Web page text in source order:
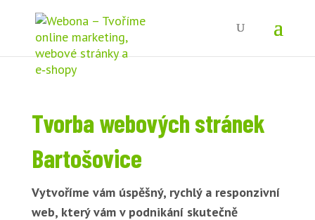
Tvorba webových stránek
Bartošovice
Vytvoříme vám úspěšný, rychlý a responzivní
web, který vám v podnikání skutečně